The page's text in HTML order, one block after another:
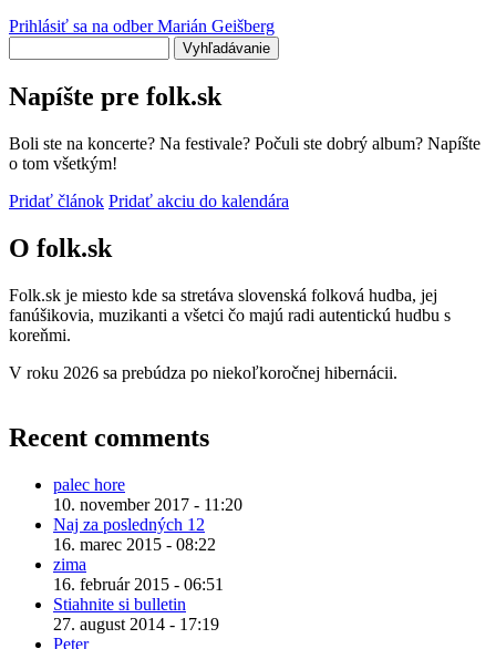
Prihlásiť sa na odber Marián Geišberg
Napíšte pre folk.sk
Boli ste na koncerte? Na festivale? Počuli ste dobrý album? Napíšte
o tom všetkým!
Pridať článok Pridať akciu do kalendára
O folk.sk
Folk.sk je miesto kde sa stretáva slovenská folková hudba, jej
fanúšikovia, muzikanti a všetci čo majú radi autentickú hudbu s
koreňmi.
V roku 2026 sa prebúdza po niekoľkoročnej hibernácii.
Recent comments
palec hore
10. november 2017 - 11:20
Naj za posledných 12
16. marec 2015 - 08:22
zima
16. február 2015 - 06:51
Stiahnite si bulletin
27. august 2014 - 17:19
Peter